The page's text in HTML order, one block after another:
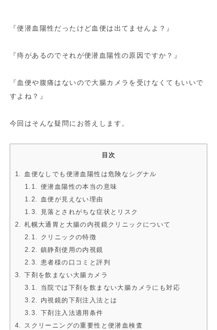
『便潜血陽性だったけど血便は出てませんよ？』
『痔があるのでそれが便潜血陽性の原因ですか？』
『血便や腹痛はないので大腸カメラを受けなくてもいいで
すよね？』
今回はそんな疑問にお答えします。
目次
1. 血便なしでも便潜血陽性は危険なシグナル
1.1. 便潜血陽性の本当の意味
1.2. 血便が見えない理由
1.3. 見落とされがちな症状とリスク
2. 札幌大通胃と大腸の内視鏡クリニックについて
2.1. クリニックの特徴
2.2. 鎮静剤使用の内視鏡
2.3. 患者様の口コミと評判
3. 下剤を飲まない大腸カメラ
3.1. 当院では下剤を飲まない大腸カメラにも対応
3.2. 内視鏡的下剤注入法とは
3.3. 下剤注入法適用条件
4. スクリーニングの重要性と便潜血検査